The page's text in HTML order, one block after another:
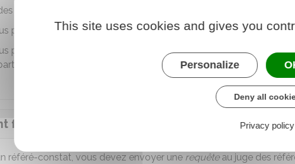
prenez un avocat, dans ce cas, il faudra payer ses honoraires
pouvez avoir à régler les frais et
honorairesde l'expert (souvent
qui demande le constat).
faire la demande de référé-constat ?
référé-constat, vous devez envoyer une requêteau juge des
This site uses cookies and gives you
Personalize
Deny all
Privacy policy